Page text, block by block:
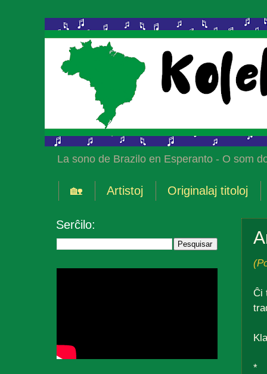
La sono de Brazilo en Esperanto - O som
🏡 Artistoj Originalaj titoloj
Ĉi
*
Serĉilo: